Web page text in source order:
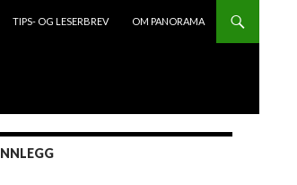
TIPS- OG LESERBREV OM PANORAMA